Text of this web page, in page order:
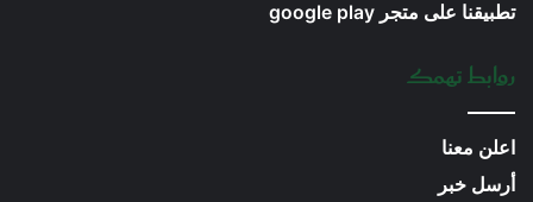
تطبيقنا على متجر google play
روابط تهمك
اعلن معنا
أرسل خبر